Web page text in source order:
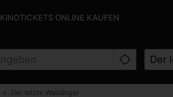
KINOTICKETS ONLINE KAUFEN
Der letzte Walsänger